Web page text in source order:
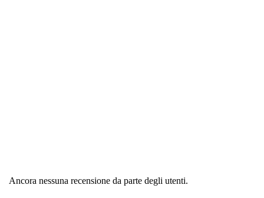
Ancora nessuna recensione da parte degli utenti.